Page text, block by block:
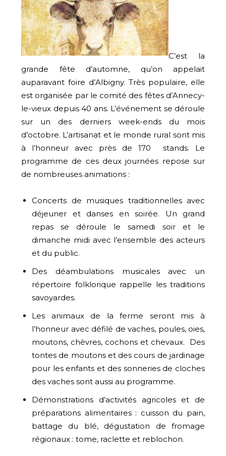
C’est la
grande fête d’automne, qu’on appelait
auparavant foire d’Albigny. Très populaire, elle
est organisée par le comité des fêtes d’Annecy-
le-vieux depuis 40 ans. L’événement se déroule
sur un des derniers week-ends du mois
d’octobre. L’artisanat et le monde rural sont mis
à l’honneur avec près de 170 stands. Le
programme de ces deux journées repose sur
de nombreuses animations :
Concerts de musiques traditionnelles avec
déjeuner et danses en soirée. Un grand
repas se déroule le samedi soir et le
dimanche midi avec l’ensemble des acteurs
et du public.
Des déambulations musicales avec un
répertoire folklorique rappelle les traditions
savoyardes.
Les animaux de la ferme seront mis à
l’honneur avec défilé de vaches, poules, oies,
moutons, chèvres, cochons et chevaux. Des
tontes de moutons et des cours de jardinage
pour les enfants et des sonneries de cloches
des vaches sont aussi au programme.
Démonstrations d’activités agricoles et de
préparations alimentaires : cuisson du pain,
battage du blé, dégustation de fromage
régionaux : tome, raclette et reblochon.